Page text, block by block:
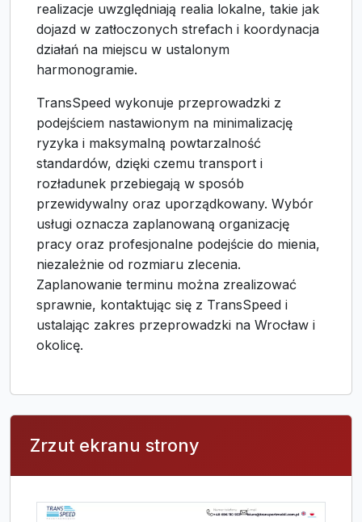
realizacje uwzględniają realia lokalne, takie jak
dojazd w zatłoczonych strefach i koordynacja
działań na miejscu w ustalonym
harmonogramie.
TransSpeed wykonuje przeprowadzki z
podejściem nastawionym na minimalizację
ryzyka i maksymalną powtarzalność
standardów, dzięki czemu transport i
rozładunek przebiegają w sposób
przewidywalny oraz uporządkowany. Wybór
usługi oznacza zaplanowaną organizację
pracy oraz profesjonalne podejście do mienia,
niezależnie od rozmiaru zlecenia.
Zaplanowanie terminu można zrealizować
sprawnie, kontaktując się z TransSpeed i
ustalając zakres przeprowadzki na Wrocław i
okolicę.
Zrzut ekranu strony